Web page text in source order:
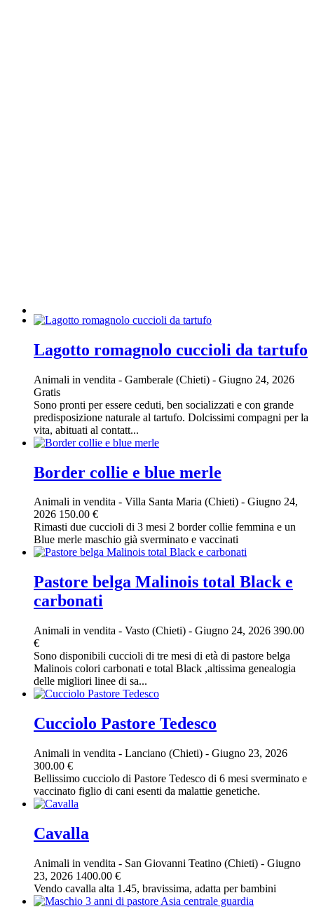
Lagotto romagnolo cuccioli da tartufo
Animali in vendita - Gamberale (Chieti) - Giugno 24, 2026
Gratis
Sono pronti per essere ceduti, ben socializzati e con grande
predisposizione naturale al tartufo. Dolcissimi compagni per la
vita, abituati al contatt...
Border collie e blue merle
Animali in vendita - Villa Santa Maria (Chieti) - Giugno 24,
2026 150.00 €
Rimasti due cuccioli di 3 mesi 2 border collie femmina e un
Blue merle maschio già sverminato e vaccinati
Pastore belga Malinois total Black e
carbonati
Animali in vendita - Vasto (Chieti) - Giugno 24, 2026 390.00
€
Sono disponibili cuccioli di tre mesi di età di pastore belga
Malinois colori carbonati e total Black ,altissima genealogia
delle migliori linee di sa...
Cucciolo Pastore Tedesco
Animali in vendita - Lanciano (Chieti) - Giugno 23, 2026
300.00 €
Bellissimo cucciolo di Pastore Tedesco di 6 mesi sverminato e
vaccinato figlio di cani esenti da malattie genetiche.
Cavalla
Animali in vendita - San Giovanni Teatino (Chieti) - Giugno
23, 2026 1400.00 €
Vendo cavalla alta 1.45, bravissima, adatta per bambini